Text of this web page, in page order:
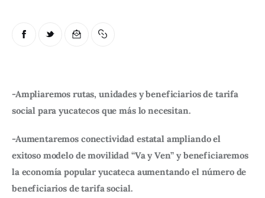
-Ampliaremos rutas, unidades y beneficiarios de tarifa
social para yucatecos que más lo necesitan.
-Aumentaremos conectividad estatal ampliando el
exitoso modelo de movilidad “Va y Ven” y beneficiaremos
la economía popular yucateca aumentando el número de
beneficiarios de tarifa social.